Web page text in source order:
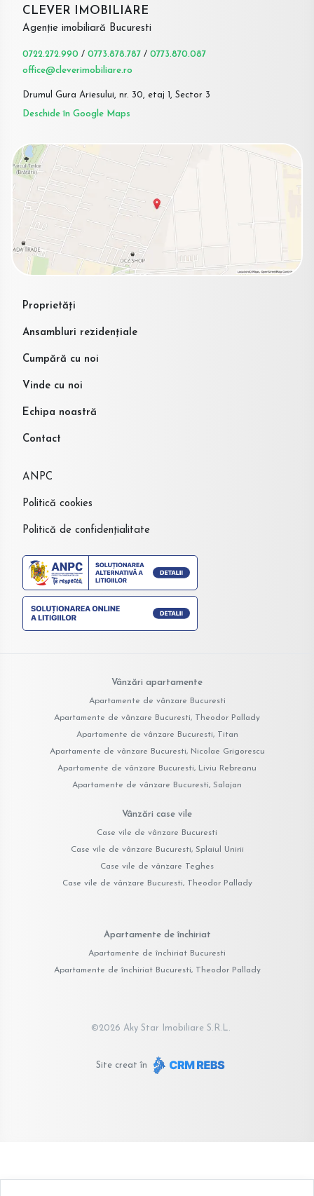
CLEVER IMOBILIARE
Agenție imobiliară Bucuresti
0722.272.990 / 0773.878.787 / 0773.870.087
office@cleverimobiliare.ro
Drumul Gura Ariesului, nr. 30, etaj 1, Sector 3
Deschide în Google Maps
Proprietăți
Ansambluri rezidențiale
Cumpără cu noi
Vinde cu noi
Echipa noastră
Contact
ANPC
Politică cookies
Politică de confidențialitate
Vânzări apartamente
Apartamente de vânzare Bucuresti
Apartamente de vânzare Bucuresti, Theodor Pallady
Apartamente de vânzare Bucuresti, Titan
Apartamente de vânzare Bucuresti, Nicolae Grigorescu
Apartamente de vânzare Bucuresti, Liviu Rebreanu
Apartamente de vânzare Bucuresti, Salajan
Vânzări case vile
Case vile de vânzare Bucuresti
Case vile de vânzare Bucuresti, Splaiul Unirii
Case vile de vânzare Teghes
Case vile de vânzare Bucuresti, Theodor Pallady
Apartamente de închiriat
Apartamente de închiriat Bucuresti
Apartamente de închiriat Bucuresti, Theodor Pallady
©2026 Aky Star Imobiliare S.R.L.
Site creat în